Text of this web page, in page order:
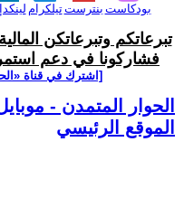
تيلكرامبنترست بودكاست
تبرعاتكم وتبرعاتكن
فشاركونا في دعم
[اشترك في قناة
الحوار المتمدن -
الموقع الرئيسي